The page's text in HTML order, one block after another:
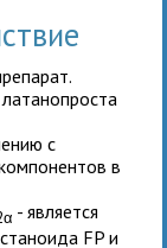
с
в
- является
FP и